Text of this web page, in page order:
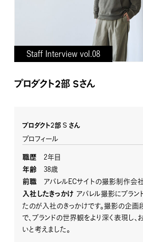
Staff Interview vol.08
プロダクト2部 Sさん
プロダクト2部 S さん
プロフィール
職歴 2年目
年齢 38歳
前職 アパレルECサイトの撮影制作会
入社したきっかけ アパレル撮影にブラン
たのが入社のきっかけです。撮影の企画
で、ブランドの世界観をより深く表現し
いと考えました。